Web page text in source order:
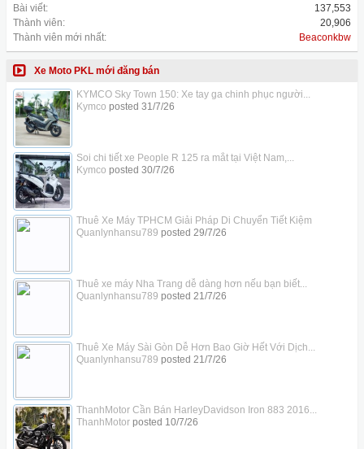
Bài viết:
137,553
Thành viên:
20,906
Thành viên mới nhất:
Beaconkbw
Xe Moto PKL mới đăng bán
KYMCO Sky Town 150: Xe tay ga chinh phục người...
Kymco posted 31/7/26
Soi chi tiết xe People R 125 ra mắt tại Việt Nam,...
Kymco posted 30/7/26
Thuê Xe Máy TPHCM Giải Pháp Di Chuyển Tiết Kiệm
Quanlynhansu789 posted 29/7/26
Thuê xe máy Nha Trang dễ dàng hơn nếu bạn biết...
Quanlynhansu789 posted 21/7/26
Thuê Xe Máy Sài Gòn Dễ Hơn Bao Giờ Hết Với Dịch...
Quanlynhansu789 posted 21/7/26
ThanhMotor Cần Bán HarleyDavidson Iron 883 2016...
ThanhMotorposted 10/7/26